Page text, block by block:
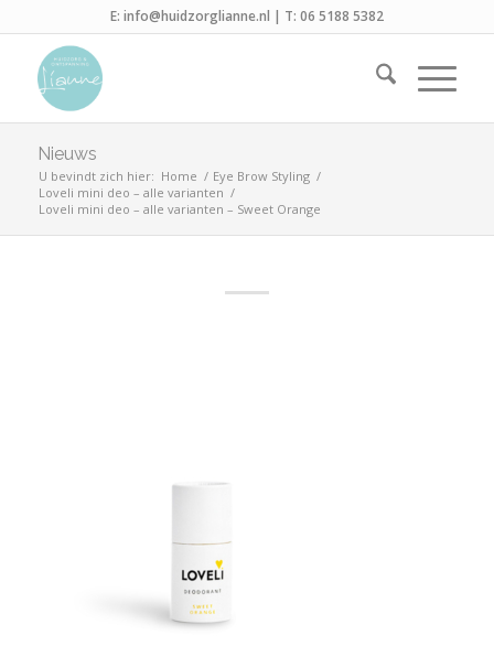
E: info@huidzorglianne.nl | T: 06 5188 5382
Nieuws
U bevindt zich hier: Home / Eye Brow Styling /
Loveli mini deo – alle varianten /
Loveli mini deo – alle varianten – Sweet Orange